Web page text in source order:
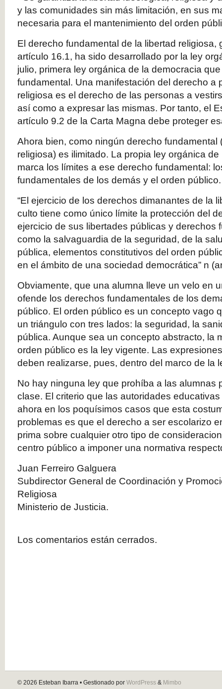
y las comunidades sin más limitación, en sus
necesaria para el mantenimiento del orden
El derecho fundamental de la libertad religiosa,
artículo 16.1, ha sido desarrollado por la ley
julio, primera ley orgánica de la democracia
fundamental. Una manifestación del derecho a
religiosa es el derecho de las personas a
así como a expresar las mismas. Por tanto, el
artículo 9.2 de la Carta Magna debe proteger
Ahora bien, como ningún derecho fundamental
religiosa) es ilimitado. La propia ley orgánica
marca los límites a ese derecho fundamental:
fundamentales de los demás y el orden público.
“El ejercicio de los derechos dimanantes de la
culto tiene como único límite la protección del
ejercicio de sus libertades públicas y derechos
como la salvaguardia de la seguridad, de la
pública, elementos constitutivos del orden
en el ámbito de una sociedad democrática” n
Obviamente, que una alumna lleve un velo en
ofende los derechos fundamentales de los
público. El orden público es un concepto vago
un triángulo con tres lados: la seguridad, la
pública. Aunque sea un concepto abstracto, la
orden público es la ley vigente. Las
deben realizarse, pues, dentro del marco de la
No hay ninguna ley que prohíba a las alumnas
clase. El criterio que las autoridades
ahora en los poquísimos casos que esta
problemas es que el derecho a ser escolarizo
prima sobre cualquier otro tipo de
centro público a imponer una normativa
Juan Ferreiro Galguera
Subdirector General de Coordinación y
Religiosa
Ministerio de Justicia.
Los comentarios están cerrados.
© 2026 Esteban Ibarra • Gestionado por WordPress & Mimbo